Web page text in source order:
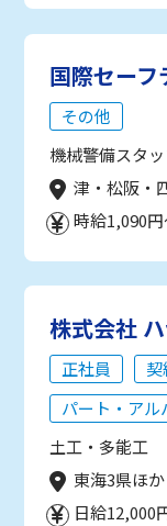
国際セーフ
その他
機械警備スタッ
津・松阪・
時給1,090
株式会社
正社員 契
パート・アル
土工・多能工
東海3県ほか
日給12,000